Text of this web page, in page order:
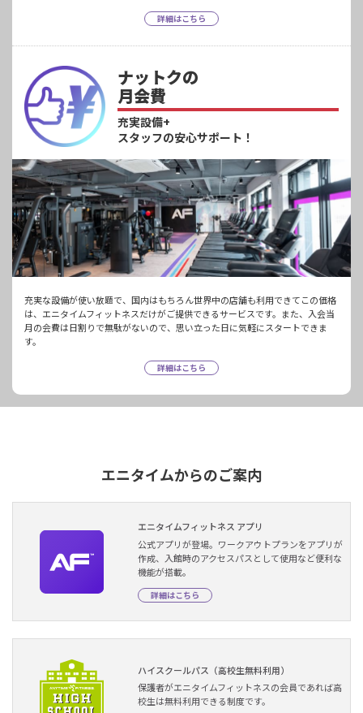
詳細はこちら
ナットクの
月会費
充実設備+
スタッフの安心サポート！
充実な設備が使い放題で、国内はもちろん世界中の店舗も利用できてこの価格
は、エニタイムフィットネスだけがご提供できるサービスです。また、入会当
月の会費は日割りで無駄がないので、思い立った日に気軽にスタートできま
す。
詳細はこちら
エニタイムからのご案内
エニタイムフィットネス アプリ
公式アプリが登場。ワークアウトプランをアプリが
作成、入館時のアクセスパスとして使用など便利な
機能が搭載。
詳細はこちら
ハイスクールパス（高校生無料利用）
保護者がエニタイムフィットネスの会員であれば高
校生は無料利用できる制度です。